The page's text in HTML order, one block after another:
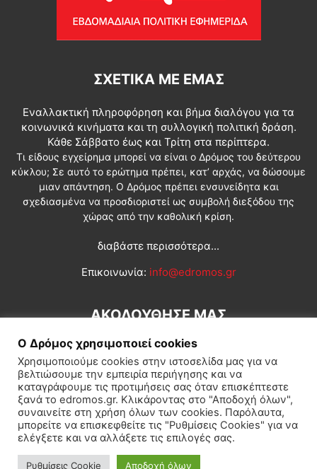
ΣΧΕΤΙΚΆ ΜΕ ΕΜΆΣ
Εναλλακτική πληροφόρηση και βήμα διαλόγου για τα
κοινωνικά κινήματα και τη συλλογική πολιτική δράση.
Κάθε Σάββατο έως και Τρίτη στα περίπτερα.
Τι είδους εγχείρημα μπορεί να είναι ο Δρόμος του δεύτερου
κύκλου; Σε αυτό το ερώτημα πρέπει, κατ’ αρχάς, να δώσουμε
μιαν απάντηση. Ο Δρόμος πρέπει ενσυνείδητα και
σχεδιασμένα να προσδιοριστεί ως συμβολή διεξόδου της
χώρας από την καθολική κρίση.
διαβάστε περισσότερα...
Επικοινωνία: info@edromos.gr
ΑΚΟΛΟΥΘΗΣΕ ΜΑΣ
Εγγραφή συνδρομητή Πολιτική Διεθνή Κοινωνία
Πολιτισμός Αφιερώματα
Ο Δρόμος χρησιμοποιεί cookies
Χρησιμοποιούμε cookies στην ιστοσελίδα μας για να
βελτιώσουμε την εμπειρία περιήγησης και να
καταγράφουμε τις προτιμήσεις σας όταν επισκέπτεστε
ξανά το edromos.gr. Κλικάροντας στο "Αποδοχή όλων",
συναινείτε στη χρήση όλων των cookies. Παρόλαυτα,
μπορείτε να επισκεφθείτε τις "Ρυθμίσεις Cookies" για να
ελέγξετε και να αλλάξετε τις επιλογές σας.
Ρυθμίσεις Cookie Αποδοχή όλων